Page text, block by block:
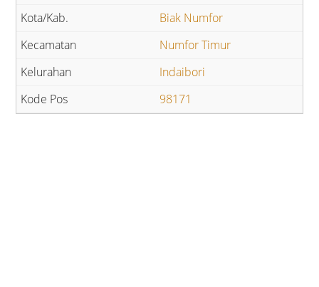
Biak Numfor
Numfor Timur
Indaibori
98171